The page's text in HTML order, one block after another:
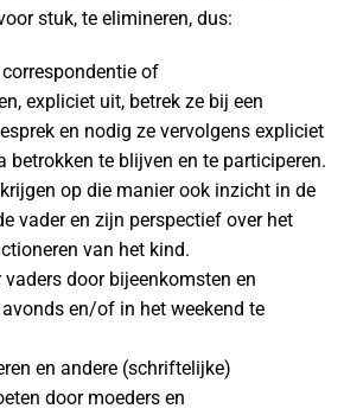
stuk, te elimineren, dus:
of
expliciet uit, betrek ze bij een
en nodig ze vervolgens expliciet
betrokken te blijven en te participeren.
op die manier ook inzicht in de
vader en zijn perspectief over het
van het kind.
door bijeenkomsten en
en/of in het weekend te
en andere (schriftelijke)
door moeders en